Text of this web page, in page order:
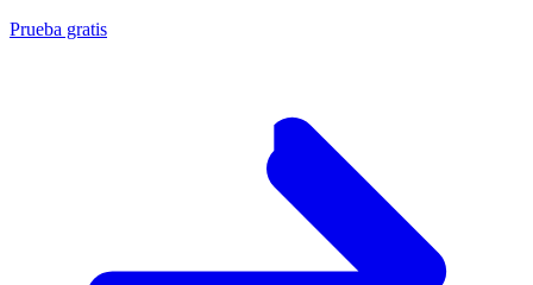
Prueba gratis